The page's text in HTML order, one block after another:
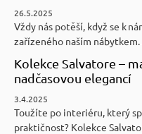
26.5.2025
Vždy nás potěší, když se k
zařízeného naším nábytkem.
Kolekce Salvatore –
nadčasovou elegancí
3.4.2025
Toužíte po interiéru, který
praktičnost? Kolekce